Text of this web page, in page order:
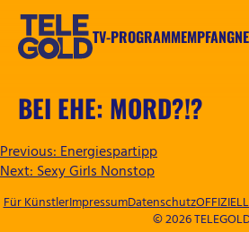
Zum
springen
TV-PROGRAMMEMPFANG
BEI EHE: MORD?!?
BEITRAGSNAVIGATION
Previous:Energiespartipp
Next:Sexy Girls Nonstop
© 2026
Für KünstlerImpressumDatenschutz